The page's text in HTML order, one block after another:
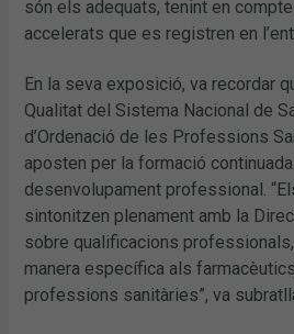
són els adequats, tenint en
accelerats que es registren en
En la seva exposició, va recordar
Qualitat del Sistema Nacional de
d’Ordenació de les Professions
aposten per la formació continuada
desenvolupament professional.
sintonitzen plenament amb la
sobre qualificacions
manera específica als
professions sanitàries”, va